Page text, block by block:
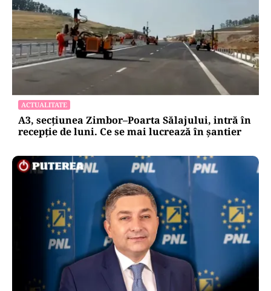
ACTUALITATE
Emil Boc refuză un nou mandat de premier:
„Mulțam fain, alții la rând!”
ACTUALITATE